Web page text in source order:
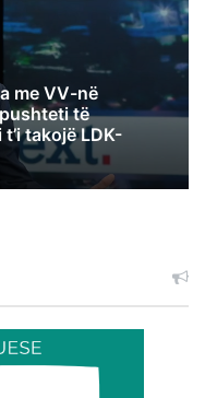
me VV-në
të
takojë LDK-